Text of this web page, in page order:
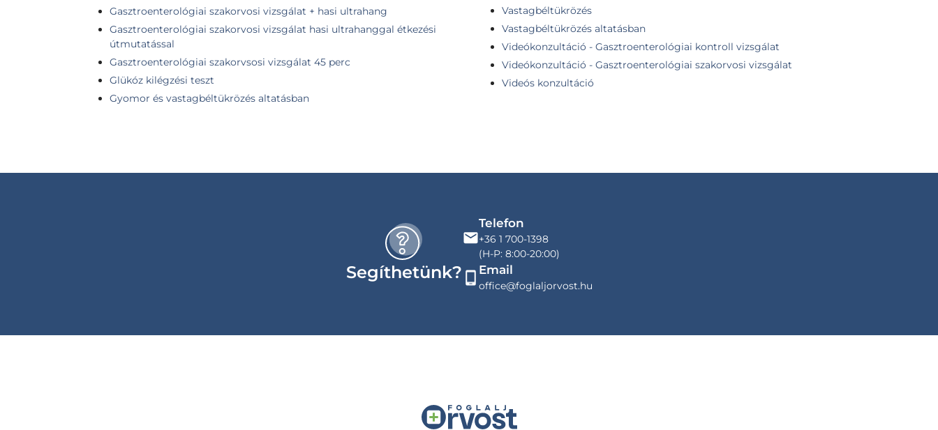
Gasztroenterológiai szakorvosi vizsgálat + hasi ultrahang
Gasztroenterológiai szakorvosi vizsgálat hasi ultrahanggal étkezési
útmutatással
Gasztroenterológiai szakorvsosi vizsgálat 45 perc
Glükóz kilégzési teszt
Gyomor és vastagbéltükrözés altatásban
Vastagbéltükrözés
Vastagbéltükrözés altatásban
Videókonzultáció - Gasztroenterológiai kontroll vizsgálat
Videókonzultáció - Gasztroenterológiai szakorvosi vizsgálat
Videós konzultáció
Segíthetünk?
Telefon
+36 1 700-1398
(H-P: 8:00-20:00)
Email
office@foglaljorvost.hu